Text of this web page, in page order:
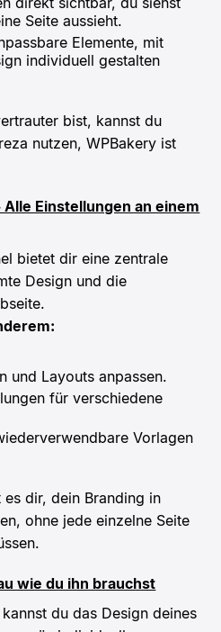
Seite aussieht.
Elemente, mit
individuell gestalten
bist, kannst du
nutzen, WPBakery ist
Einstellungen an einem
bietet dir eine zentrale
Design und die
und Layouts anpassen.
für verschiedene
Vorlagen
dir, dein Branding in
ohne jede einzelne Seite
wie du ihn brauchst
du das Design deines